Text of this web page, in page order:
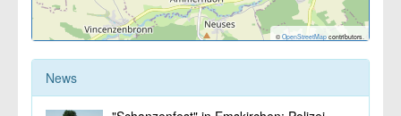
© OpenStreetMapcontributors.
News